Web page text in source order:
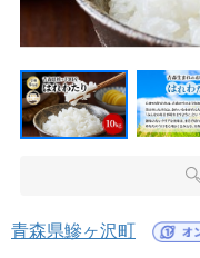
青森県鰺ヶ沢町